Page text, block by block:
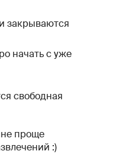
закрываются
начать с уже
свободная
проще
:)